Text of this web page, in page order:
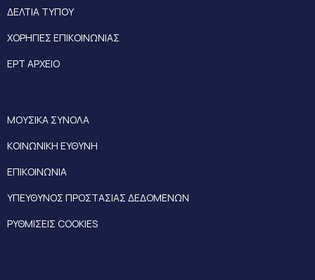
ΔΕΛΤΙΑ ΤΥΠΟΥ
ΧΟΡΗΓΙΕΣ ΕΠΙΚΟΙΝΩΝΙΑΣ
ΕΡΤ ΑΡΧΕΙΟ
ΜΟΥΣΙΚΑ ΣΥΝΟΛΑ
ΚΟΙΝΩΝΙΚΗ ΕΥΘΥΝΗ
ΕΠΙΚΟΙΝΩΝΙΑ
ΥΠΕΥΘΥΝΟΣ ΠΡΟΣΤΑΣΙΑΣ ΔΕΔΟΜΕΝΩΝ
ΡΥΘΜΙΣΕΙΣ COOKIES